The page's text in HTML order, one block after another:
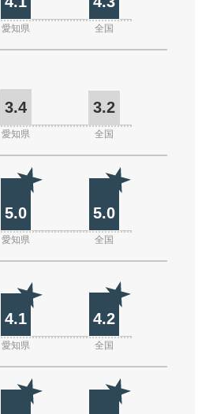
愛知県 全国
3.4 3.2
愛知県 全国
5.0 5.0
愛知県 全国
4.1 4.2
愛知県 全国